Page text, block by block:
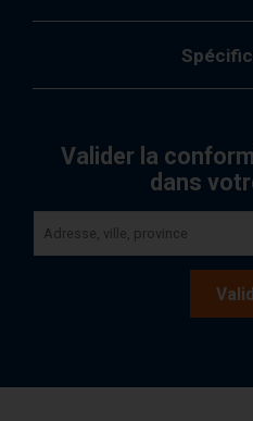
Valider la
dans